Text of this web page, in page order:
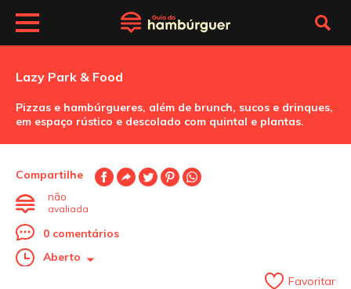
Lazy Park & Food
Pizzas e hambúrgueres, além de brunch, sucos e drinques,
em espaço rústico e descolado com quintal e plantas.
Compartilhe
não
avaliada
0 comentários
Aberto
Favoritar